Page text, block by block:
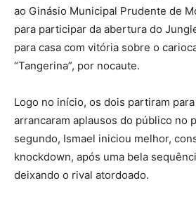
ao Ginásio Municipal Prudente de
para participar da abertura do
para casa com vitória sobre o
“Tangerina”, por nocaute.
Logo no início, os dois partiram
arrancaram aplausos do público no
segundo, Ismael iniciou melhor,
knockdown, após uma bela
deixando o rival atordoado.